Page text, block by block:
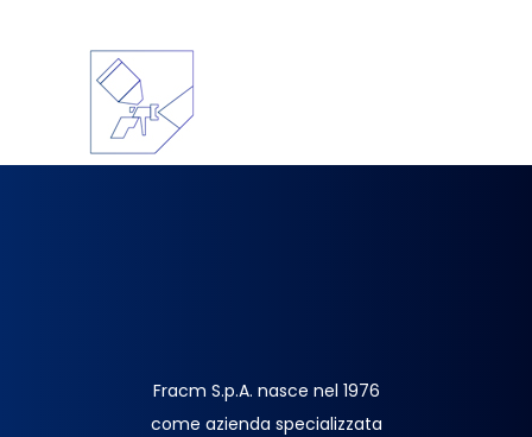
Fracm S.p.A. nasce nel 1976
come azienda specializzata